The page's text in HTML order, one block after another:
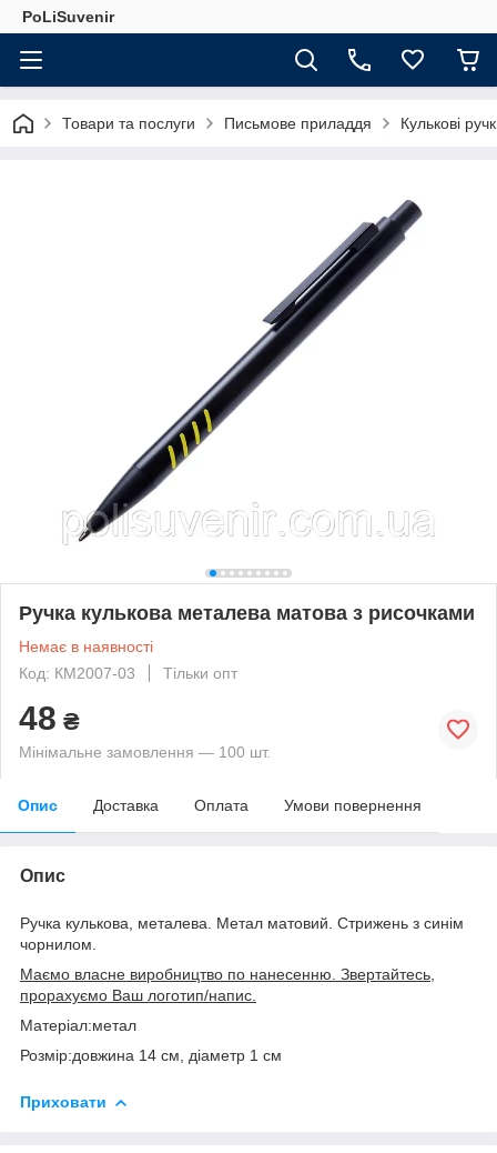
PoLiSuvenir
Товари та послуги Письмове приладдя Кулькові
Ручка кулькова металева матова з рисочками
Немає в наявності
Код: КМ2007-03
Тільки опт
48 ₴
Мінімальне замовлення — 100 шт.
Опис Доставка Оплата Умови повернення
Опис
Ручка кулькова, металева. Метал матовий. Стрижень з синім
чорнилом.
Маємо власне виробництво по нанесенню. Звертайтесь,
прорахуємо Ваш логотип/напис.
Матеріал:метал
Розмір:довжина 14 см, діаметр 1 см
Приховати